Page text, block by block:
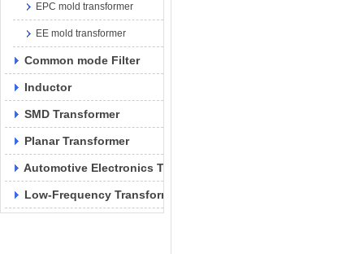
EPC mold transformer
EE mold transformer
Common mode Filter
Inductor
SMD Transformer
Planar Transformer
Automotive Electronics Transformer
Low-Frequency Transformer